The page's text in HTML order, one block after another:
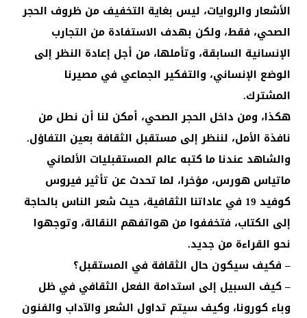
الأشعار والروايات، ليس بغاية التخفيف من ظروف الحجر
الصحي، فقط، ولكن بهدف الاستفادة من التجارب
الإنسانية السابقة، وتأملها، من أجل إعادة النظر إلى
الوضع الإنساني، والتفكير الجماعي في مصيرنا
المشترك.
هكذا، ومن داخل الحجر الصحي، أمكن لنا أن نطل من
نافذة الأمل، لننظر إلى مستقبل الثقافة بعين التفاؤل.
والشاهد عندنا ما كتبه عالم المستقبليات الألماني
ماتياس هورس، مؤخرا، لما تحدث عن تأثير فيروس
كوفيد 19 في عاداتنا الثقافية، حيث شعر الناس بالحاجة
إلى الكتاب، فتخففوا من هواتفهم النقالة، وتوجهوا
نحو القراءة من جديد.
– فكيف سيكون حال الثقافة في المستقبل؟
– كيف السبيل إلى استدامة الفعل الثقافي في ظل
وباء كورونا، وكيف سيتم تداول الشعر والآداب والفنون